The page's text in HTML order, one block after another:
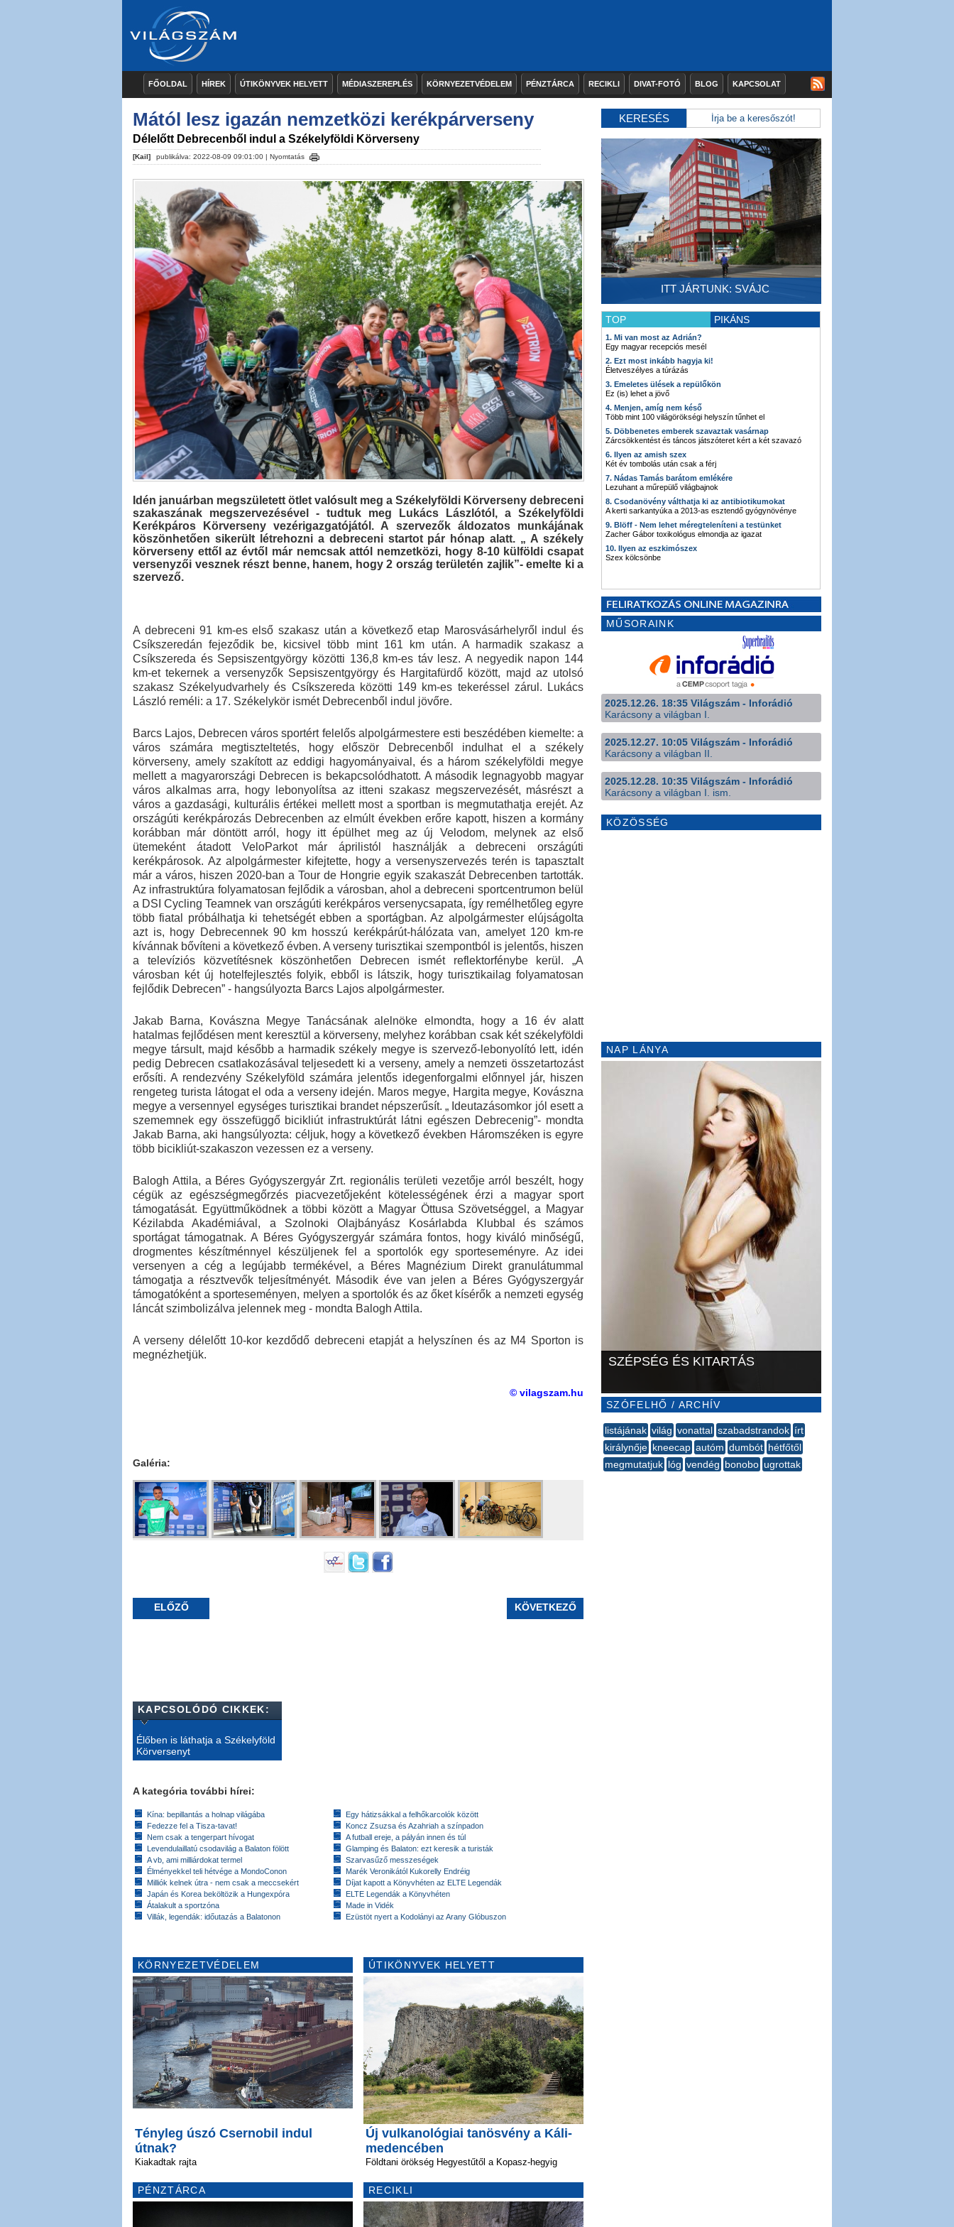
FŐOLDAL HÍREK ÚTIKÖNYVEK HELYETT MÉDIASZEREPLÉS KÖRNYEZETVÉDELEM PÉNZTÁRCA RECIKLI DIVAT-FOTÓ BLOG KAPCSOLAT
Mától lesz igazán nemzetközi kerékpárverseny
Délelőtt Debrecenből indul a Székelyföldi Körverseny
[Kail] publikálva: 2022-08-09 09:01:00 | Nyomtatás
Idén januárban megszületett ötlet valósult meg a Székelyföldi Körverseny debreceni
szakaszának megszervezésével - tudtuk meg ​Lukács Lászlótól, a Székelyföldi
Kerékpáros Körverseny vezérigazgatójától. A szervezők áldozatos munkájának
köszönhetően sikerült létrehozni a debreceni startot pár hónap alatt. „ A székely
körverseny ettől az évtől már nemcsak attól nemzetközi, hogy 8-10 külföldi csapat
versenyzői vesznek részt benne, hanem, hogy 2 ország területén zajlik”- emelte ki a
szervező.
A debreceni 91 km-es első szakasz után a következő etap Marosvásárhelyről indul és
Csíkszeredán fejeződik be, kicsivel több mint 161 km után. A harmadik szakasz a
Csíkszereda és Sepsiszentgyörgy közötti 136,8 km-es táv lesz. A negyedik napon 144
km-et tekernek a versenyzők Sepsiszentgyörgy és Hargitafürdő között, majd az utolsó
szakasz Székelyudvarhely és Csíkszereda közötti 149 km-es tekeréssel zárul. Lukács
László reméli: a 17. Székelykör ismét Debrecenből indul jövőre.
Barcs Lajos, Debrecen város sportért felelős alpolgármestere esti beszédében kiemelte: a
város számára megtiszteltetés, hogy először Debrecenből indulhat el a székely
körverseny, amely szakított az eddigi hagyományaival, és a három székelyföldi megye
mellett a magyarországi Debrecen is bekapcsolódhatott. A második legnagyobb magyar
város alkalmas arra, hogy lebonyolítsa az itteni szakasz megszervezését, másrészt a
város a gazdasági, kulturális értékei mellett most a sportban is megmutathatja erejét. Az
országúti kerékpározás Debrecenben az elmúlt években erőre kapott, hiszen a kormány
korábban már döntött arról, hogy itt épülhet meg az új Velodom, melynek az első
ütemeként átadott VeloParkot már áprilistól használják a debreceni országúti
kerékpárosok. Az alpolgármester kifejtette, hogy a versenyszervezés terén is tapasztalt
már a város, hiszen 2020-ban a Tour de Hongrie egyik szakaszát Debrecenben tartották.
Az infrastruktúra folyamatosan fejlődik a városban, ahol a debreceni sportcentrumon belül
a DSI Cycling Teamnek van országúti kerékpáros versenycsapata, így remélhetőleg egyre
több fiatal próbálhatja ki tehetségét ebben a sportágban. Az alpolgármester elújságolta
azt is, hogy Debrecennek 90 km hosszú kerékpárút-hálózata van, amelyet 120 km-re
kívánnak bővíteni a következő évben. A verseny turisztikai szempontból is jelentős, hiszen
a televíziós közvetítésnek köszönhetően Debrecen ismét reflektorfénybe kerül. „A
városban két új hotelfejlesztés folyik, ebből is látszik, hogy turisztikailag folyamatosan
fejlődik Debrecen” - hangsúlyozta Barcs Lajos alpolgármester.
Jakab Barna, Kovászna Megye Tanácsának alelnöke elmondta, hogy a 16 év alatt
hatalmas fejlődésen ment keresztül a körverseny, melyhez korábban csak két székelyföldi
megye társult, majd később a harmadik székely megye is szervező-lebonyolító lett, idén
pedig Debrecen csatlakozásával teljesedett ki a verseny, amely a nemzeti összetartozást
erősíti. A rendezvény Székelyföld számára jelentős idegenforgalmi előnnyel jár, hiszen
rengeteg turista látogat el oda a verseny idején. Maros megye, Hargita megye, Kovászna
megye a versennyel egységes turisztikai brandet népszerűsít. „ Ideutazásomkor jól esett a
szememnek egy összefüggő bicikliút infrastruktúrát látni egészen Debrecenig”- mondta
Jakab Barna, aki hangsúlyozta: céljuk, hogy a következő években Háromszéken is egyre
több bicikliút-szakaszon vezessen ez a verseny.
Balogh Attila, a Béres Gyógyszergyár Zrt. regionális területi vezetője arról beszélt, hogy
cégük az egészségmegőrzés piacvezetőjeként kötelességének érzi a magyar sport
támogatását. Együttműködnek a többi között a Magyar Öttusa Szövetséggel, a Magyar
Kézilabda Akadémiával, a Szolnoki Olajbányász Kosárlabda Klubbal és számos
sportágat támogatnak. A Béres Gyógyszergyár számára fontos, hogy kiváló minőségű,
drogmentes készítménnyel készüljenek fel a sportolók egy sporteseményre. Az idei
versenyen a cég a legújabb termékével, a Béres Magnézium Direkt granulátummal
támogatja a résztvevők teljesítményét. Második éve van jelen a Béres Gyógyszergyár
támogatóként a sporteseményen, melyen a sportolók és az őket kísérők a nemzeti egység
láncát szimbolizálva jelennek meg - mondta Balogh Attila.
A verseny délelőtt 10-kor kezdődő debreceni etapját a helyszínen és az M4 Sporton is
megnézhetjük.
© vilagszam.hu
Galéria:
ELŐZŐ KÖVETKEZŐ
KAPCSOLÓDÓ CIKKEK:
Élőben is láthatja a Székelyföld
Körversenyt
A kategória további hírei:
Kína: bepillantás a holnap világába
Fedezze fel a Tisza-tavat!
Nem csak a tengerpart hívogat
Levendulaillatú csodavilág a Balaton fölött
A vb, ami milliárdokat termel
Élményekkel teli hétvége a MondoConon
Milliók kelnek útra - nem csak a meccsekért
Japán és Korea beköltözik a Hungexpóra
Átalakult a sportzóna
Villák, legendák: időutazás a Balatonon
Egy hátizsákkal a felhőkarcolók között
Koncz Zsuzsa és Azahriah a színpadon
A futball ereje, a pályán innen és túl
Glamping és Balaton: ezt keresik a turisták
Szarvasűző messzeségek
Marék Veronikától Kukorelly Endréig
Díjat kapott a Könyvhéten az ELTE Legendák
ELTE Legendák a Könyvhéten
Made in Vidék
Ezüstöt nyert a Kodolányi az Arany Glóbuszon
KÖRNYEZETVÉDELEM
Tényleg úszó Csernobil indul
útnak?
Kiakadtak rajta
PÉNZTÁRCA
ÚTIKÖNYVEK HELYETT
Új vulkanológiai tanösvény a Káli-
medencében
Földtani örökség Hegyestűtől a Kopasz-hegyig
RECIKLI
KERESÉS
ITT JÁRTUNK: SVÁJC
TOP PIKÁNS
1. Mi van most az Adrián?
Egy magyar recepciós mesél
2. Ezt most inkább hagyja ki!
Életveszélyes a túrázás
3. Emeletes ülések a repülőkön
Ez (is) lehet a jövő
4. Menjen, amíg nem késő
Több mint 100 világörökségi helyszín tűnhet el
5. Döbbenetes emberek szavaztak vasárnap
Zárcsökkentést és táncos játszóteret kért a két szavazó
6. Ilyen az amish szex
Két év tombolás után csak a férj
7. Nádas Tamás barátom emlékére
Lezuhant a műrepülő világbajnok
8. Csodanövény válthatja ki az antibiotikumokat
A kerti sarkantyúka a 2013-as esztendő gyógynövénye
9. Blöff - Nem lehet méregteleníteni a testünket
Zacher Gábor toxikológus elmondja az igazat
10. Ilyen az eszkimószex
Szex kölcsönbe
MŰSORAINK
2025.12.26. 18:35 Világszám - Inforádió
Karácsony a világban I.
2025.12.27. 10:05 Világszám - Inforádió
Karácsony a világban II.
2025.12.28. 10:35 Világszám - Inforádió
Karácsony a világban I. ism.
KÖZÖSSÉG
NAP LÁNYA
SZÉPSÉG ÉS KITARTÁS
SZÓFELHŐ / ARCHÍV
listájának világ vonattal szabadstrandok írt
királynője kneecap autóm dumbót hétfőtől
megmutatjuk lóg vendég bonobo ugrottak